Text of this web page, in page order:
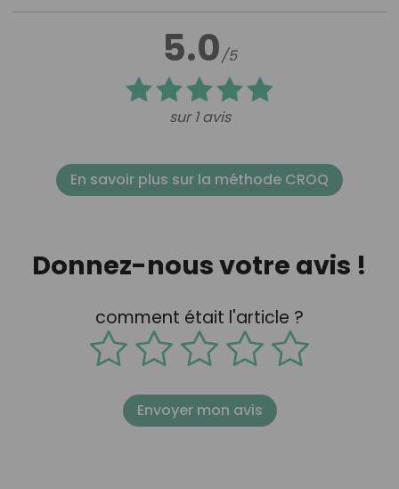
5.0/5
sur 1 avis
En savoir plus sur la méthode CROQ
Donnez-nous votre avis !
comment était l'article ?
Envoyer mon avis